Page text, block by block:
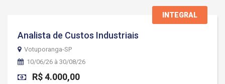
INTEGRAL
Analista de Custos Industriais
Votuporanga-SP
10/06/26 à 30/08/26
R$ 4.000,00